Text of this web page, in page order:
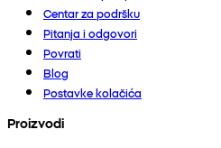
Centar za podršku
Pitanja i odgovori
Povrati
Blog
Postavke kolačića
Proizvodi